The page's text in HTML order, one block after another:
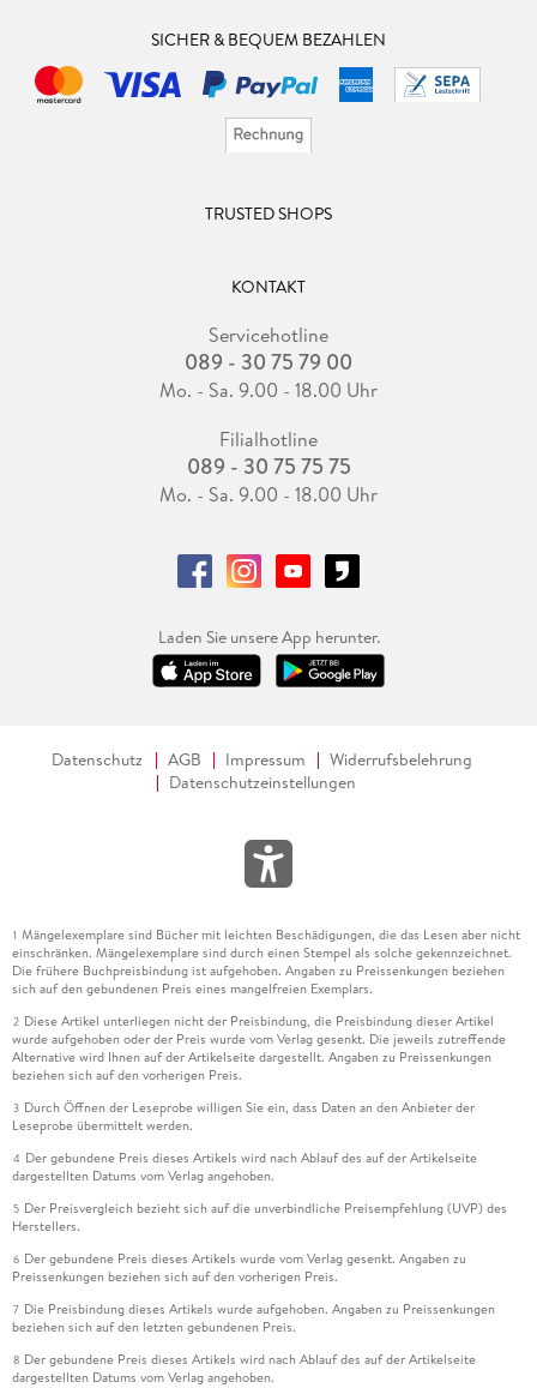
SICHER & BEQUEM BEZAHLEN
TRUSTED SHOPS
KONTAKT
Servicehotline
089 - 30 75 79 00
Mo. - Sa. 9.00 - 18.00 Uhr
Filialhotline
089 - 30 75 75 75
Mo. - Sa. 9.00 - 18.00 Uhr
Laden Sie unsere App herunter.
Datenschutz AGB Impressum
Widerrufsbelehrung
Datenschutzeinstellungen
1 Mängelexemplare sind Bücher mit leichten Beschädigungen, die das Lesen aber nicht
einschränken. Mängelexemplare sind durch einen Stempel als solche gekennzeichnet.
Die frühere Buchpreisbindung ist aufgehoben. Angaben zu Preissenkungen beziehen
sich auf den gebundenen Preis eines mangelfreien Exemplars.
2 Diese Artikel unterliegen nicht der Preisbindung, die Preisbindung dieser Artikel
wurde aufgehoben oder der Preis wurde vom Verlag gesenkt. Die jeweils zutreffende
Alternative wird Ihnen auf der Artikelseite dargestellt. Angaben zu Preissenkungen
beziehen sich auf den vorherigen Preis.
3 Durch Öffnen der Leseprobe willigen Sie ein, dass Daten an den Anbieter der
Leseprobe übermittelt werden.
4 Der gebundene Preis dieses Artikels wird nach Ablauf des auf der Artikelseite
dargestellten Datums vom Verlag angehoben.
5 Der Preisvergleich bezieht sich auf die unverbindliche Preisempfehlung (UVP) des
Herstellers.
6 Der gebundene Preis dieses Artikels wurde vom Verlag gesenkt. Angaben zu
Preissenkungen beziehen sich auf den vorherigen Preis.
7 Die Preisbindung dieses Artikels wurde aufgehoben. Angaben zu Preissenkungen
beziehen sich auf den letzten gebundenen Preis.
8 Der gebundene Preis dieses Artikels wird nach Ablauf des auf der Artikelseite
dargestellten Datums vom Verlag angehoben.